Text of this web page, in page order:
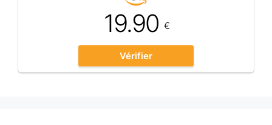
19.90€
Vérifier